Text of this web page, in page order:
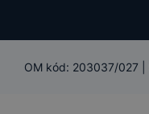
OM kód: 203037/027